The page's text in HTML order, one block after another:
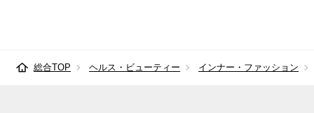
総合TOP ヘルス・ビューティー インナー・ファッション